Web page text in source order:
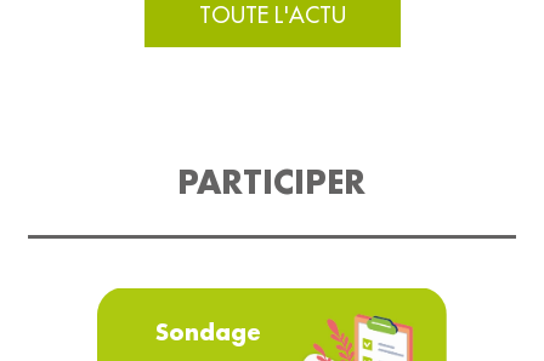
TOUTE L'ACTU
PARTICIPER
Sondage